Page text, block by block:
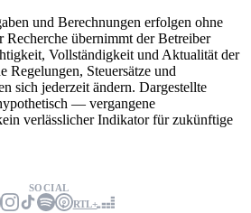
und Berechnungen erfolgen ohne
übernimmt der Betreiber
Vollständigkeit und Aktualität der
Regelungen, Steuersätze und
sich jederzeit ändern. Dargestellte
— vergangene
verlässlicher Indikator für zukünftige
SOCIAL
RTL+